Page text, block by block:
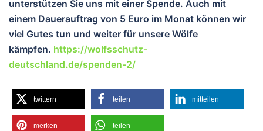
unterstützen Sie uns mit einer Spende. Auch mit
einem Dauerauftrag von 5 Euro im Monat können wir
viel Gutes tun und weiter für unsere Wölfe
kämpfen. https://wolfsschutz-
deutschland.de/spenden-2/
twittern teilen mitteilen
merken teilen